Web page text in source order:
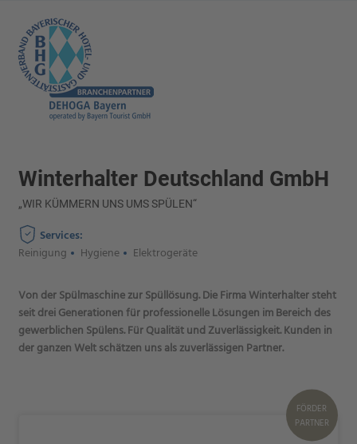
FÖRDER
PARTNER
Winterhalter Deutschland GmbH
„WIR KÜMMERN UNS UMS SPÜLEN“
Services:
Reinigung
Hygiene Elektrogeräte
Von der Spülmaschine zur Spüllösung. Die Firma Winterhalter steht
seit drei Generationen für professionelle Lösungen im Bereich des
gewerblichen Spülens. Für Qualität und Zuverlässigkeit. Kunden in
der ganzen Welt schätzen uns als zuverlässigen Partner.